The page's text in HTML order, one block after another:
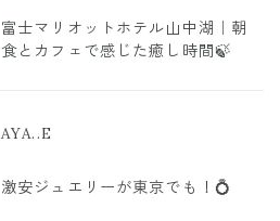
富士マリオットホテル山中湖｜朝
食とカフェで感じた癒し時間🍃
AYA..E
激安ジュエリーが東京でも！💍